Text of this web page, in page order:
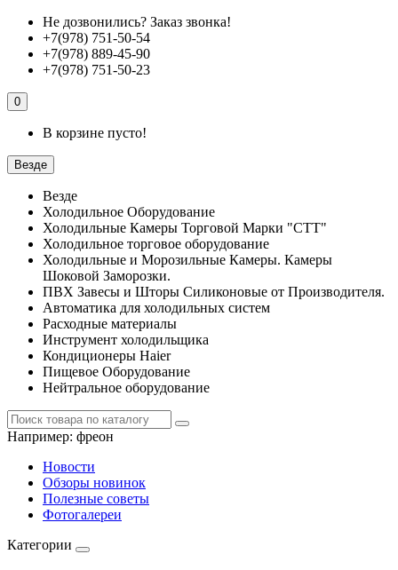
Не дозвонились? Заказ звонка!
+7(978) 751-50-54
+7(978) 889-45-90
+7(978) 751-50-23
0
В корзине пусто!
Везде
Везде
Холодильное Оборудование
Холодильные Камеры Торговой Марки "СТТ"
Холодильное торговое оборудование
Холодильные и Морозильные Камеры. Камеры
Шоковой Заморозки.
ПВХ Завесы и Шторы Силиконовые от Производителя.
Автоматика для холодильных систем
Расходные материалы
Инструмент холодильщика
Кондиционеры Haier
Пищевое Оборудование
Нейтральное оборудование
Например: фреон
Новости
Обзоры новинок
Полезные советы
Фотогалереи
Категории